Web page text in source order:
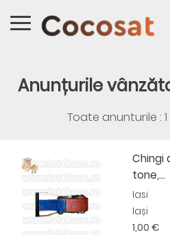
Anunțurile
Toate anunturile : 1
Chingi
tone,...
Iasi
Iași
1,00 €